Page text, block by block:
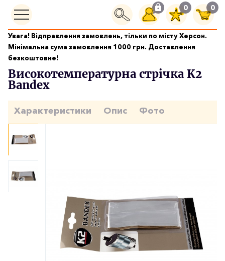
0 0
Увага! Відправлення замовлень, тільки по місту Херсон.
Мінімальна сума замовлення 1000 грн. Доставлення
безкоштовне!
Догляд за двигуном
Високотемпературна стрічка K2 Bandex
Високотемпературна стрічка K2
Bandex
Характеристики Опис Фото